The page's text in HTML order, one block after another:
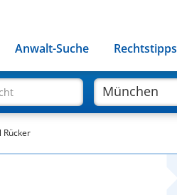
Anwalt-Suche Rechtstipps
Rücker